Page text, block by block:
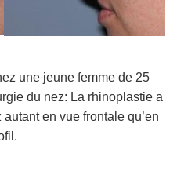
une jeune femme de 25
du nez: La rhinoplastie a
en vue frontale qu’en